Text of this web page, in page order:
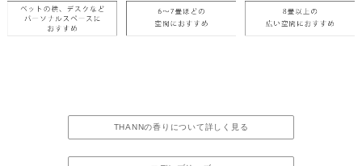
THANNの香りについて詳しく見る